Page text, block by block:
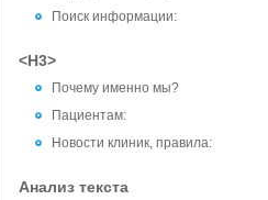
Поиск информации:
<H3>
Почему именно мы?
Пациентам:
Новости клиник, правила:
Анализ текста